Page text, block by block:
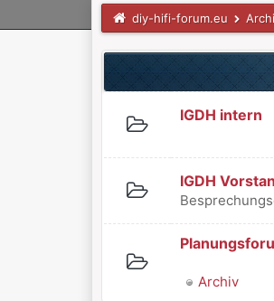
diy-hifi-forum.eu
IGDH intern
IGDH
Archiv